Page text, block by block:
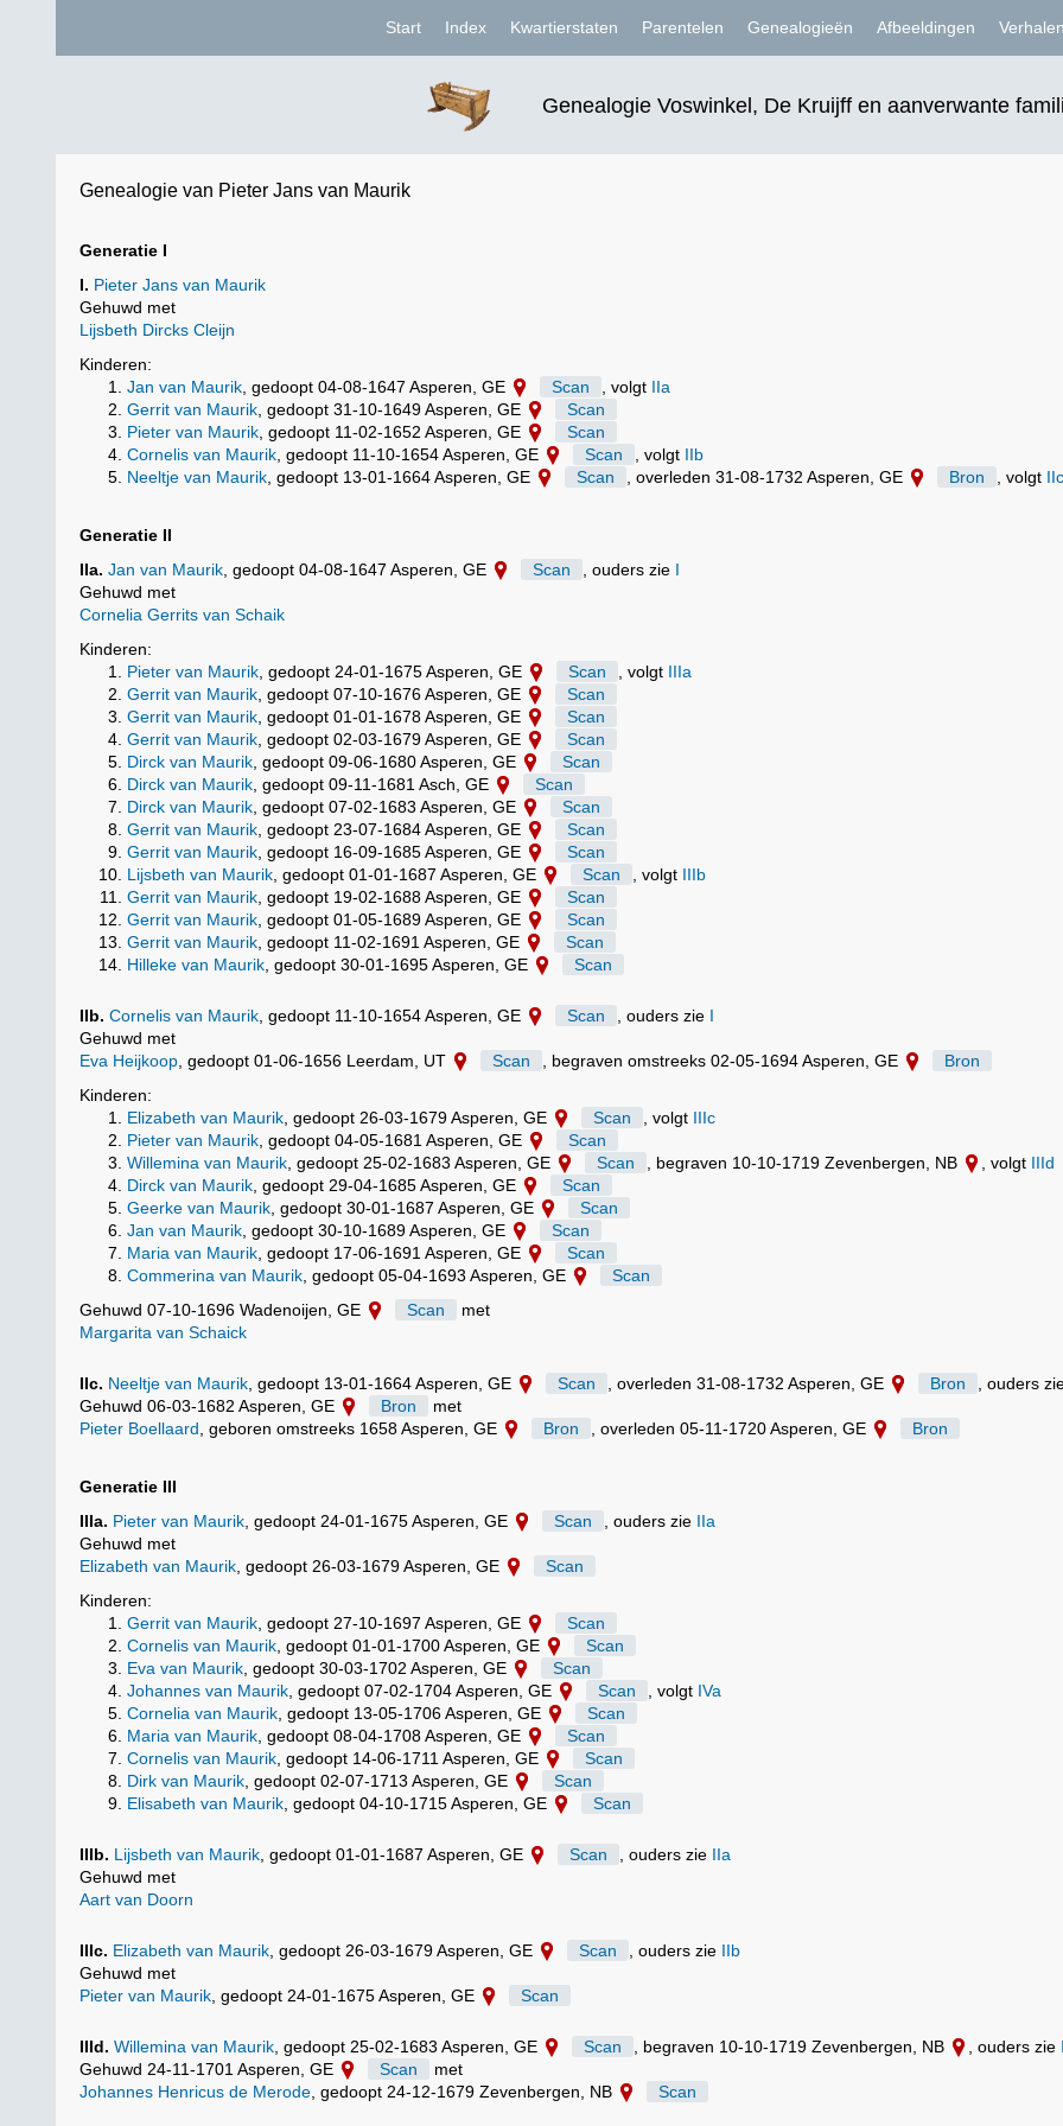
Genealogie Voswinkel, De Kruijff en aanverwante
Start Index Kwartierstaten Parentelen Genealogieën Afbeeldingen
Genealogie van Pieter Jans van Maurik
Generatie I
I. Pieter Jans van Maurik
Gehuwd met
Lijsbeth Dircks Cleijn
Kinderen:
Jan van Maurik , gedoopt 04-08-1647 Asperen, GE Scan , volgt IIa
Gerrit van Maurik , gedoopt 31-10-1649 Asperen, GE
Scan
Pieter van Maurik , gedoopt 11-02-1652 Asperen, GE
Scan
Cornelis van Maurik , gedoopt 11-10-1654 Asperen, GE Scan , volgt IIb
Neeltje van Maurik , gedoopt 13-01-1664 Asperen, GE Scan , overleden 31-08-1732 Asperen, GE Bron , volgt IIc
Generatie II
IIa. Jan van Maurik , gedoopt 04-08-1647 Asperen, GE Scan , ouders zie I
Gehuwd met
Cornelia Gerrits van Schaik
Kinderen:
Pieter van Maurik , gedoopt 24-01-1675 Asperen, GE Scan , volgt IIIa
Gerrit van Maurik , gedoopt 07-10-1676 Asperen, GE
Scan
Gerrit van Maurik , gedoopt 01-01-1678 Asperen, GE
Scan
Gerrit van Maurik , gedoopt 02-03-1679 Asperen, GE
Scan
Dirck van Maurik , gedoopt 09-06-1680 Asperen, GE
Scan
Dirck van Maurik , gedoopt 09-11-1681 Asch, GE
Scan
Dirck van Maurik , gedoopt 07-02-1683 Asperen, GE
Scan
Gerrit van Maurik , gedoopt 23-07-1684 Asperen, GE
Scan
Gerrit van Maurik , gedoopt 16-09-1685 Asperen, GE
Scan
Lijsbeth van Maurik , gedoopt 01-01-1687 Asperen, GE Scan , volgt IIIb
Gerrit van Maurik , gedoopt 19-02-1688 Asperen, GE
Scan
Gerrit van Maurik , gedoopt 01-05-1689 Asperen, GE
Scan
Gerrit van Maurik , gedoopt 11-02-1691 Asperen, GE
Scan
Hilleke van Maurik , gedoopt 30-01-1695 Asperen, GE Scan
IIb. Cornelis van Maurik , gedoopt 11-10-1654 Asperen, GE Scan , ouders zie I
Gehuwd met
Eva Heijkoop , gedoopt 01-06-1656 Leerdam, UT Scan , begraven omstreeks 02-05-1694 Asperen, GE
Bron
Kinderen:
Elizabeth van Maurik , gedoopt 26-03-1679 Asperen, GE Scan , volgt IIIc
Pieter van Maurik , gedoopt 04-05-1681 Asperen, GE
Scan
Willemina van Maurik , gedoopt 25-02-1683 Asperen, GE Scan , begraven 10-10-1719 Zevenbergen, NB , volgt IIId
Dirck van Maurik , gedoopt 29-04-1685 Asperen, GE
Scan
Geerke van Maurik , gedoopt 30-01-1687 Asperen, GE
Scan
Jan van Maurik , gedoopt 30-10-1689 Asperen, GE
Scan
Maria van Maurik , gedoopt 17-06-1691 Asperen, GE
Scan
Commerina van Maurik , gedoopt 05-04-1693 Asperen, GE
Scan
Gehuwd 07-10-1696 Wadenoijen, GE
Scan
met
Margarita van Schaick
IIc. Neeltje van Maurik , gedoopt 13-01-1664 Asperen, GE Scan , overleden 31-08-1732 Asperen, GE Bron
, ouders
Gehuwd 06-03-1682 Asperen, GE
Bron
met
Pieter Boellaard , geboren omstreeks 1658 Asperen, GE Bron , overleden 05-11-1720 Asperen, GE Bron
Generatie III
IIIa. Pieter van Maurik , gedoopt 24-01-1675 Asperen, GE Scan , ouders zie IIa
Gehuwd met
Elizabeth van Maurik , gedoopt 26-03-1679 Asperen, GE
Scan
Kinderen:
Gerrit van Maurik , gedoopt 27-10-1697 Asperen, GE
Scan
Cornelis van Maurik , gedoopt 01-01-1700 Asperen, GE
Scan
Eva van Maurik , gedoopt 30-03-1702 Asperen, GE
Scan
Johannes van Maurik , gedoopt 07-02-1704 Asperen, GE Scan , volgt IVa
Cornelia van Maurik , gedoopt 13-05-1706 Asperen, GE
Scan
Maria van Maurik , gedoopt 08-04-1708 Asperen, GE
Scan
Cornelis van Maurik , gedoopt 14-06-1711 Asperen, GE
Scan
Dirk van Maurik , gedoopt 02-07-1713 Asperen, GE
Scan
Elisabeth van Maurik , gedoopt 04-10-1715 Asperen, GE Scan
IIIb. Lijsbeth van Maurik , gedoopt 01-01-1687 Asperen, GE Scan , ouders zie IIa
Gehuwd met
Aart van Doorn
IIIc. Elizabeth van Maurik , gedoopt 26-03-1679 Asperen, GE Scan , ouders zie IIb
Gehuwd met
Pieter van Maurik , gedoopt 24-01-1675 Asperen, GE Scan
IIId. Willemina van Maurik , gedoopt 25-02-1683 Asperen, GE Scan , begraven 10-10-1719 Zevenbergen, NB , ouders zie
Gehuwd 24-11-1701 Asperen, GE
Scan
met
Johannes Henricus de Merode , gedoopt 24-12-1679 Zevenbergen, NB Scan